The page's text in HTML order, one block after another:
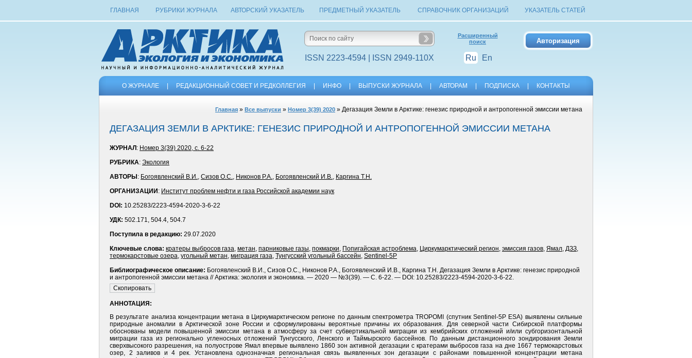
ГЛАВНАЯ РУБРИКИ ЖУРНАЛА АВТОРСКИЙ УКАЗАТЕЛЬ ПРЕДМЕТНЫЙ УКАЗАТЕЛЬ СПРАВОЧНИК ОРГАНИЗАЦИЙ УКАЗАТЕЛЬ СТАТЕЙ
ISSN 2223-4594 | ISSN 2949-110X
Расширенный
поиск
Ru En
О ЖУРНАЛЕ РЕДАКЦИОННЫЙ СОВЕТ И РЕДКОЛЛЕГИЯ ИНФО ВЫПУСКИ ЖУРНАЛА АВТОРАМ ПОДПИСКА КОНТАКТЫ
Главная » Все выпуски » Номер 3(39) 2020 » Дегазация Земли в Арктике: генезис природной и антропогенной эмиссии метана
ДЕГАЗАЦИЯ ЗЕМЛИ В АРКТИКЕ: ГЕНЕЗИС ПРИРОДНОЙ И АНТРОПОГЕННОЙ ЭМИССИИ МЕТАНА
ЖУРНАЛ : Номер 3(39) 2020, с. 6-22
РУБРИКА: Экология
АВТОРЫ : Богоявленский В.И., Сизов О.С., Никонов Р.А., Богоявленский И.В., Каргина Т.Н.
ОРГАНИЗАЦИИ : Институт проблем нефти и газа Российской академии наук
DOI: 10.25283/2223-4594-2020-3-6-22
УДК: 502.171, 504.4, 504.7
Поступила в редакцию: 29.07.2020
Ключевые слова: кратеры выбросов газа, метан, парниковые газы, покмарки, Попигайская астроблема, Циркумарктический регион, эмиссия газов, Ямал, ДЗЗ,
термокарстовые озера, угольный метан, миграция газа, Тунгусский угольный бассейн, Sentinel-5P
Библиографическое описание: Богоявленский В.И., Сизов О.С., Никонов Р.А., Богоявленский И.В., Каргина Т.Н. Дегазация Земли в Арктике: генезис природной
и антропогенной эмиссии метана // Арктика: экология и экономика. — 2020 — №3(39). — С. 6-22. — DOI: 10.25283/2223-4594-2020-3-6-22.
АННОТАЦИЯ:
В результате анализа концентрации метана в Циркумарктическом регионе по данным спектрометра TROPOMI (спутник Sentinel-5P ESA) выявлены сильные
природные аномалии в Арктической зоне России и сформулированы вероятные причины их образования. Для северной части Сибирской платформы
обоснованы модели повышенной эмиссии метана в атмосферу за счет субвертикальной миграции из кембрийских отложений и/или субгоризонтальной
миграции газа из регионально угленосных отложений Тунгусского, Ленского и Таймырского бассейнов. По данным дистанционного зондирования Земли
сверхвысокого разрешения, на полуострове Ямал впервые выявлено 1860 зон активной дегазации с кратерами выбросов газа на дне 1667 термокарстовых
озер, 2 заливов и 4 рек. Установлена однозначная региональная связь выявленных зон дегазации с районами повышенной концентрации метана